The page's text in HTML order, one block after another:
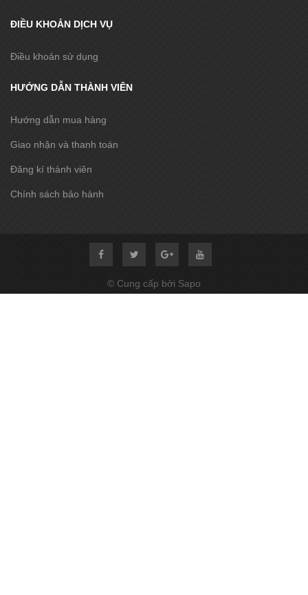
ĐIỀU KHOẢN DỊCH VỤ
Điều khoản sử dụng
HƯỚNG DẪN THÀNH VIÊN
Hướng dẫn mua hàng
Giao nhận và thanh toán
Đăng kí thành viên
Chính sách bảo hành
© Cung cấp bởi Sapo